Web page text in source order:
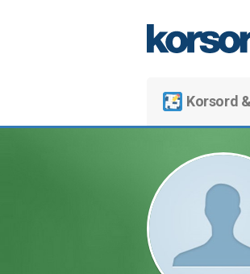
Korsord